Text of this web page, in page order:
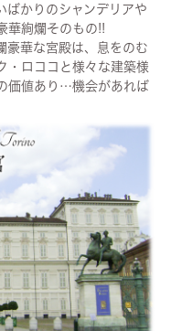
ばかりのシャンデリアや
華絢爛そのもの!!
豪華な宮殿は、息をのむ
・ロココと様々な建築様
価値あり…機会があれば